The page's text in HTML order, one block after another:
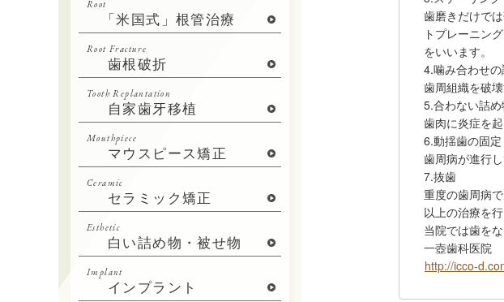
Root
「米国式」根管治療
Root Fracture
歯根破折
Tooth Replantation
自家歯牙移植
Mouthpiece
マウスピース矯正
Ceramic
セラミック矯正
Esthetic
白い詰め物・被せ物
Implant
インプラント
歯磨きだけで
トプレーニン
をいいます。
4.噛み合わせ
歯周組織を破
5.合わない詰
歯肉に炎症を
6.動揺歯の固定
歯周病が進行
7.抜歯
重度の歯周病
以上の治療を
当院では歯を
一壺歯科医院
http://icco-